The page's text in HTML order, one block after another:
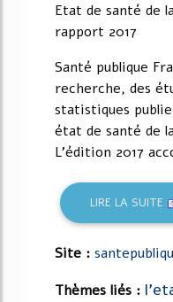
Etat de santé de
rapport 2017
Santé publique
recherche, des
statistiques
état de santé de
L'édition 2017
LIRE LA SUITE
Site :
Thèmes liés :